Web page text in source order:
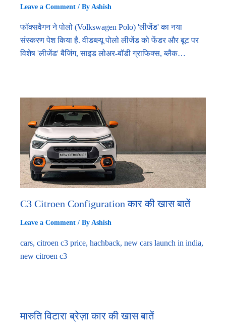
Leave a Comment / By Ashish
फॉक्सवैगन ने पोलो (Volkswagen Polo) 'लीजेंड' का नया
संस्करण पेश किया है. वीडब्ल्यू पोलो लीजेंड को फेंडर और बूट पर
विशेष 'लीजेंड' बैजिंग, साइड लोअर-बॉडी ग्राफिक्स, ब्लैक…
C3 Citroen Configuration कार की खास बातें
Leave a Comment / By Ashish
cars, citroen c3 price, hachback, new cars launch in india,
new citroen c3
मारुति विटारा ब्रेज़ा कार की खास बातें